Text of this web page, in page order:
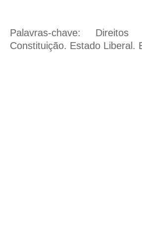
Palavras-chave:
Direitos
Constituição. Estado Liberal.